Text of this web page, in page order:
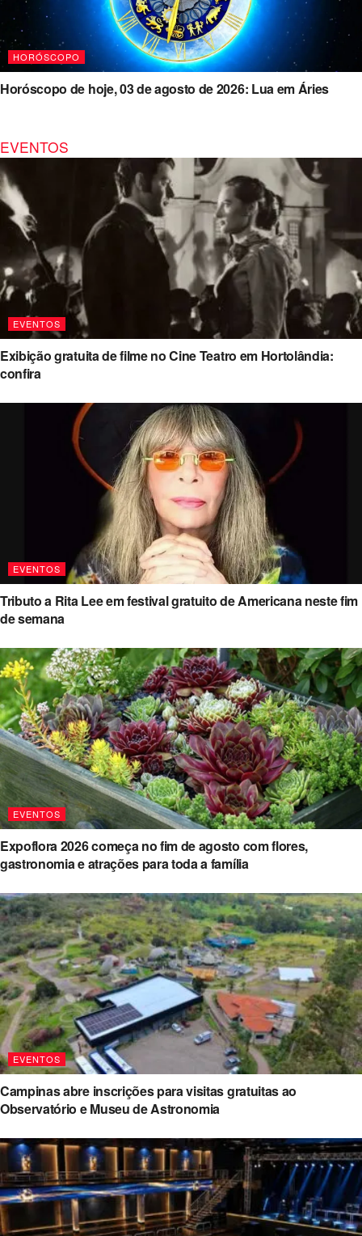
HORÓSCOPO
Horóscopo de hoje, 03 de agosto de 2026: Lua em Áries
EVENTOS
EVENTOS
Exibição gratuita de filme no Cine Teatro em Hortolândia:
confira
EVENTOS
Tributo a Rita Lee em festival gratuito de Americana neste fim
de semana
EVENTOS
Expoflora 2026 começa no fim de agosto com flores,
gastronomia e atrações para toda a família
EVENTOS
Campinas abre inscrições para visitas gratuitas ao
Observatório e Museu de Astronomia